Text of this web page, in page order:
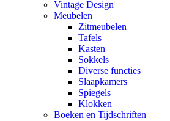
Vintage Design
Meubelen
Zitmeubelen
Tafels
Kasten
Sokkels
Diverse functies
Slaapkamers
Spiegels
Klokken
Boeken en Tijdschriften